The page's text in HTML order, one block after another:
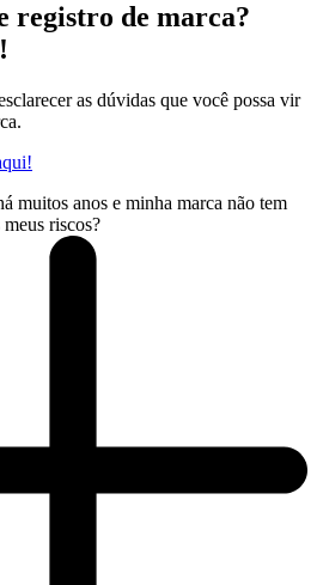
registro de marca?
as dúvidas que você possa vir
muitos anos e minha marca não tem
riscos?